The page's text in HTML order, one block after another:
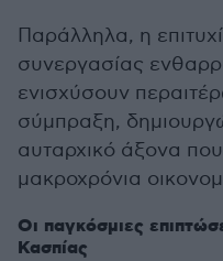
Παράλληλα, η
συνεργασίας
ενισχύσουν
σύμπραξη,
αυταρχικό άξονα
μακροχρόνια
Οι παγκόσμιες
Κασπίας